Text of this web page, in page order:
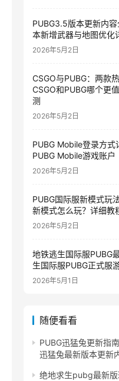
PUBG3.5版本更新内
本新增武器与地图优化
2026年5月2日
CSGO与PUBG：两款
CSGO和PUBG哪个更
测
2026年5月2日
PUBG Mobile登录方
PUBG Mobile游戏账户
2026年5月2日
PUBG国际服新模式玩
新模式怎么玩？详细教
2026年5月2日
地铁逃生国际服PUBG
生国际服PUBG正式服
2026年5月1日
随便看看
PUBG迅猛兔更新指
迅猛兔最新版本更新
绝地求生pubg最新